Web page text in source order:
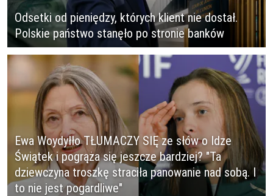
Odsetki od pieniędzy, których klient nie dostał.
Polskie państwo stanęło po stronie banków
Ewa Woydyłło TŁUMACZY SIĘ ze słów o Idze
Świątek i pogrąża się jeszcze bardziej? "Ta
dziewczyna troszkę straciła panowanie nad sobą. I
to nie jest pogardliwe"